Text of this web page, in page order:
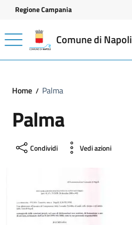
Vai ai contenuti
Vai al footer
Regione Campania
Comune di Napoli
Home Palma
Palma
Condividi Vedi azioni